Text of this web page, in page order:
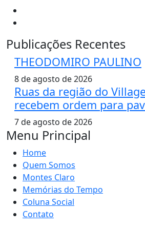
Publicações Recentes
THEODOMIRO PAULINO
8 de agosto de 2026
Ruas da região do
recebem ordem para
7 de agosto de 2026
Menu Principal
Home
Quem Somos
Montes Claro
Memórias do Tempo
Coluna Social
Contato